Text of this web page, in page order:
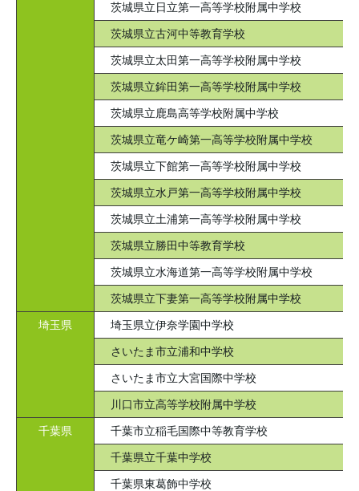
茨城県立日立第一高等学校附属中学校
茨城県立古河中等教育学校
茨城県立太田第一高等学校附属中学校
茨城県立鉾田第一高等学校附属中学校
茨城県立鹿島高等学校附属中学校
茨城県立竜ケ崎第一高等学校附属中学校
茨城県立下館第一高等学校附属中学校
茨城県立水戸第一高等学校附属中学校
茨城県立土浦第一高等学校附属中学校
茨城県立勝田中等教育学校
茨城県立水海道第一高等学校附属中学校
茨城県立下妻第一高等学校附属中学校
埼玉県 埼玉県立伊奈学園中学校
さいたま市立浦和中学校
さいたま市立大宮国際中学校
川口市立高等学校附属中学校
千葉県 千葉市立稲毛国際中等教育学校
千葉県立千葉中学校
千葉県東葛飾中学校